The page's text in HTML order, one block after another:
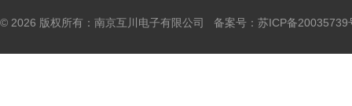
© 2026 版权所有：南京互川电子有限公司 备案号： 苏ICP备20035739